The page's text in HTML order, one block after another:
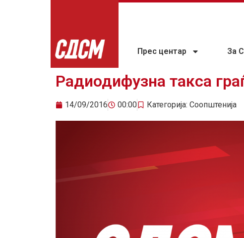
Прес центар За
Радиодифузна такса
14/09/2016 00:00 Категорија: Соопштенија